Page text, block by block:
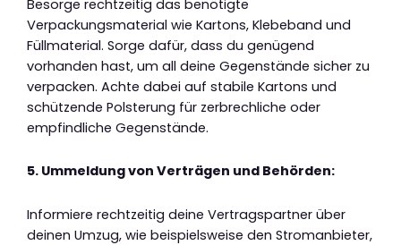
Besorge rechtzeitig das benötigte
Verpackungsmaterial wie Kartons, Klebeband und
Füllmaterial. Sorge dafür, dass du genügend
vorhanden hast, um all deine Gegenstände sicher zu
verpacken. Achte dabei auf stabile Kartons und
schützende Polsterung für zerbrechliche oder
empfindliche Gegenstände.
5. Ummeldung von Verträgen und Behörden:
Informiere rechtzeitig deine Vertragspartner über
deinen Umzug, wie beispielsweise den Stromanbieter,